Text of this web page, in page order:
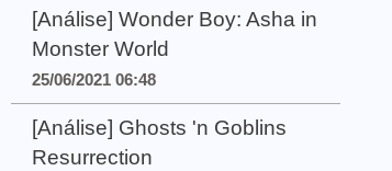
[Análise] Wonder Boy: Asha in
Monster World
25/06/2021 06:48
[Análise] Ghosts 'n Goblins
Resurrection